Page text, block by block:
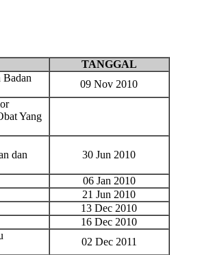
TANGGAL
Badan
09 Nov 2010
Yang
dan
30 Jun 2010
06 Jan 2010
21 Jun 2010
13 Dec 2010
16 Dec 2010
02 Dec 2011